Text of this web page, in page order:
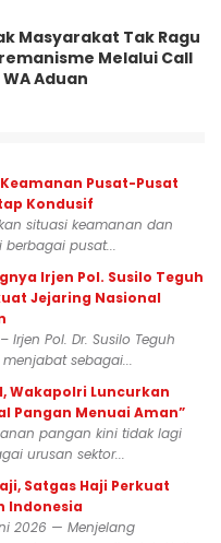
Masyarakat Tak Ragu
Melalui Call
Aduan
Pusat-Pusat
Kondusif
situasi keamanan dan
pusat...
Irjen Pol. Susilo Teguh
Jejaring Nasional
Irjen Pol. Dr. Susilo Teguh
menjabat sebagai...
Wakapolri Luncurkan
Pangan Menuai Aman”
pangan kini tidak lagi
urusan sektor...
Satgas Haji Perkuat
Indonesia
2026 — Menjelang